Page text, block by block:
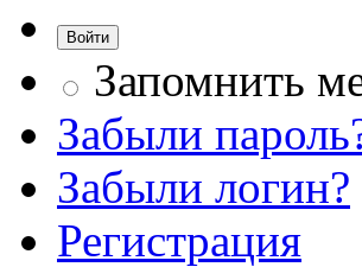
Запомнить
Забыли
Забыли логин?
Регистрация